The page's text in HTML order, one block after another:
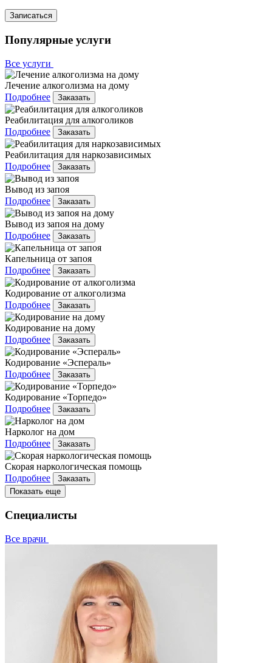
Записаться
Популярные услуги
Все услуги
Лечение алкоголизма на дому
Подробнее
Заказать
Реабилитация для алкоголиков
Подробнее
Заказать
Реабилитация для наркозависимых
Подробнее
Заказать
Вывод из запоя
Подробнее
Заказать
Вывод из запоя на дому
Подробнее
Заказать
Капельница от запоя
Подробнее
Заказать
Кодирование от алкоголизма
Подробнее
Заказать
Кодирование на дому
Подробнее
Заказать
Кодирование «Эспераль»
Подробнее
Заказать
Кодирование «Торпедо»
Подробнее
Заказать
Нарколог на дом
Подробнее
Заказать
Скорая наркологическая помощь
Подробнее
Заказать
Показать еще
Специалисты
Все врачи